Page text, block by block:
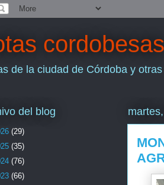
cordobesas
de la ciudad de Córdoba y
del blog
(29)
(35)
(76)
(66)